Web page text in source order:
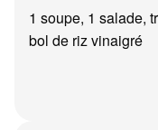
1 soupe, 1 salade,
bol de riz vinaigré